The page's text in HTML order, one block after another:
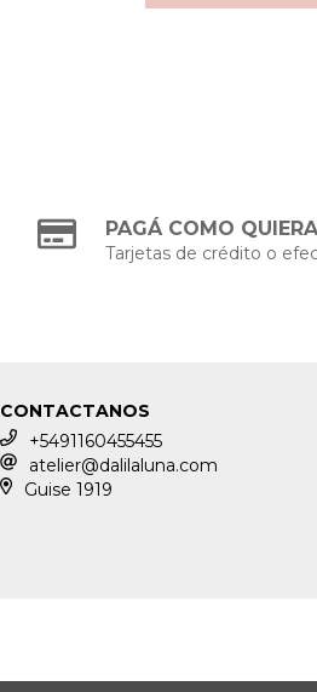
PAGÁ COMO
Tarjetas de crédito o
CONTACTANOS
+5491160455455
atelier@dalilaluna.com
Guise 1919